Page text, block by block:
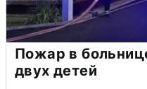
Пожар в
двух детей